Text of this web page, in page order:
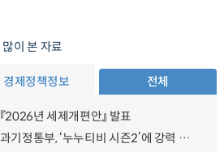
많이 본 자료
경제정책정보 전체
『2026년 세제개편안』 발표
과기정통부, ‘누누티비 시즌2’에 강력 대응 의지 밝혀